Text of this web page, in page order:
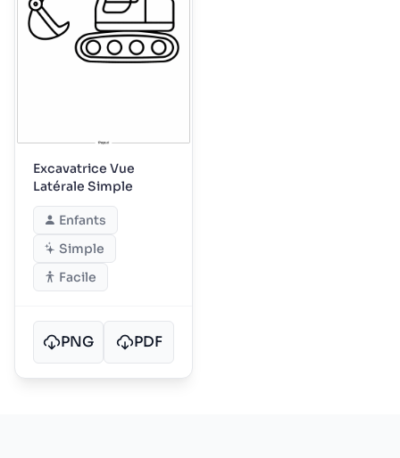
Excavatrice Vue
Latérale Simple
Enfants
Simple
Facile
PNG PDF